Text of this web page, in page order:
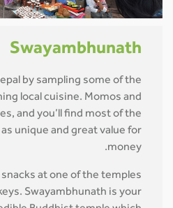
Swayambhunath
by sampling some of the
local cuisine. Momos and
and you’ll find most of the
as unique and great value for
money.
snacks at one of the temples
Swayambhunath is your